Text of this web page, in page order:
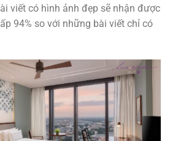
viết có hình ảnh đẹp sẽ nhận được
94% so với những bài viết chỉ có